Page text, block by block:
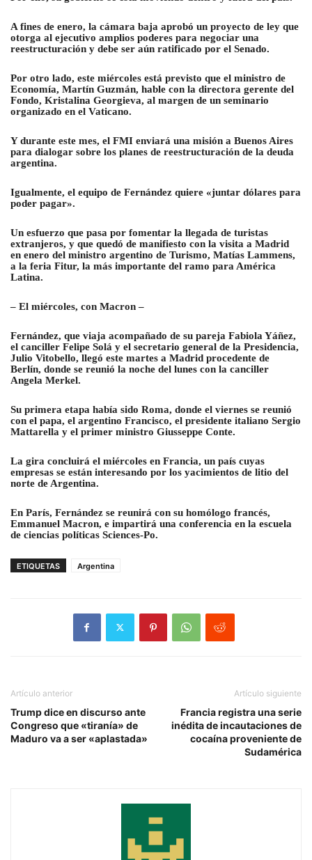
A fines de enero, la cámara baja aprobó un proyecto de ley que
otorga al ejecutivo amplios poderes para negociar una
reestructuración y debe ser aún ratificado por el Senado.
Por otro lado, este miércoles está previsto que el ministro de
Economía, Martín Guzmán, hable con la directora gerente del
Fondo, Kristalina Georgieva, al margen de un seminario
organizado en el Vaticano.
Y durante este mes, el FMI enviará una misión a Buenos Aires
para dialogar sobre los planes de reestructuración de la deuda
argentina.
Igualmente, el equipo de Fernández quiere «juntar dólares para
poder pagar».
Un esfuerzo que pasa por fomentar la llegada de turistas
extranjeros, y que quedó de manifiesto con la visita a Madrid
en enero del ministro argentino de Turismo, Matías Lammens,
a la feria Fitur, la más importante del ramo para América
Latina.
– El miércoles, con Macron –
Fernández, que viaja acompañado de su pareja Fabiola Yáñez,
el canciller Felipe Solá y el secretario general de la Presidencia,
Julio Vitobello, llegó este martes a Madrid procedente de
Berlín, donde se reunió la noche del lunes con la canciller
Angela Merkel.
Su primera etapa había sido Roma, donde el viernes se reunió
con el papa, el argentino Francisco, el presidente italiano Sergio
Mattarella y el primer ministro Giusseppe Conte.
La gira concluirá el miércoles en Francia, un país cuyas
empresas se están interesando por los yacimientos de litio del
norte de Argentina.
En París, Fernández se reunirá con su homólogo francés,
Emmanuel Macron, e impartirá una conferencia en la escuela
de ciencias políticas Sciences-Po.
ETIQUETAS Argentina
Artículo anterior
Trump dice en discurso ante
Congreso que «tiranía» de
Maduro va a ser «aplastada»
Artículo siguiente
Francia registra una serie
inédita de incautaciones de
cocaína proveniente de
Sudamérica